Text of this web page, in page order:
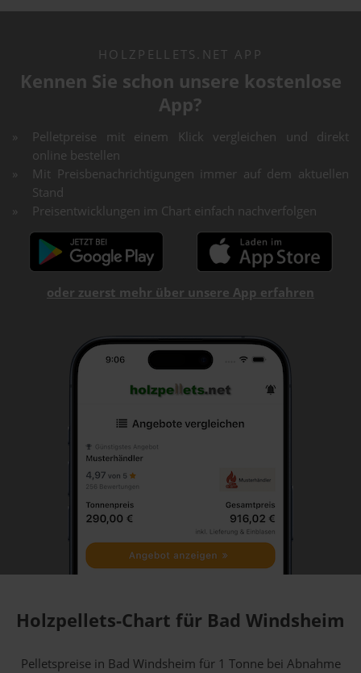
HOLZPELLETS.NET APP
Kennen Sie schon unsere kostenlose
App?
Pelletpreise mit einem Klick vergleichen und direkt
online bestellen
Mit Preisbenachrichtigungen immer auf dem aktuellen
Stand
Preisentwicklungen im Chart einfach nachverfolgen
oder zuerst mehr über unsere App erfahren
Holzpellets-Chart für Bad Windsheim
Pelletspreise in Bad Windsheim für 1 Tonne bei Abnahme